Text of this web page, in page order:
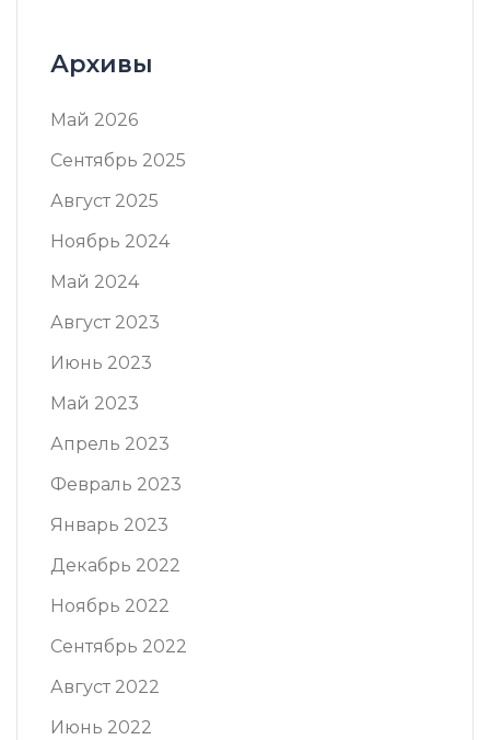
Архивы
Май 2026
Сентябрь 2025
Август 2025
Ноябрь 2024
Май 2024
Август 2023
Июнь 2023
Май 2023
Апрель 2023
Февраль 2023
Январь 2023
Декабрь 2022
Ноябрь 2022
Сентябрь 2022
Август 2022
Июнь 2022